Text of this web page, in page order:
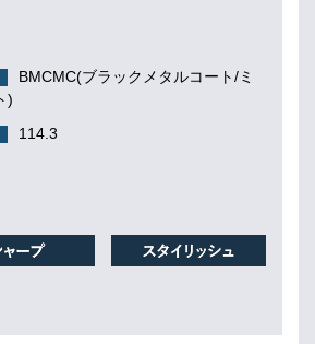
BMCMC(ブラックメタルコート/ミ
)
114.3